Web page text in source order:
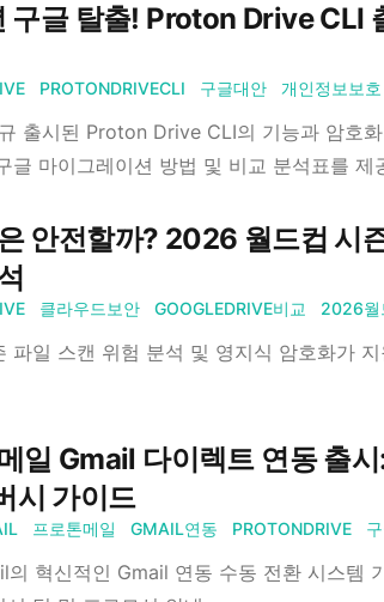
글 탈출! Proton Drive CLI
PROTONDRIVECLI 구글대안 개인정보보호
출시된 Proton Drive CLI의 기능과 암호
글 마이그레이션 방법 및 비교 분석표를 제
안전할까? 2026 월드컵
클라우드보안 GOOGLEDRIVE비교 2026월
파일 스캔 위험 분석 및 영지식 암호화가
일 Gmail 다이렉트 연동 출
시 가이드
프로톤메일 GMAIL연동 PROTONDRIVE
혁신적인 Gmail 연동 수동 전환 시스템